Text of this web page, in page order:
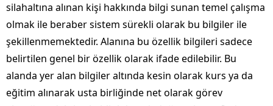
silahaltına alınan kişi hakkında bilgi sunan temel çalışma
olmak ile beraber sistem sürekli olarak bu bilgiler ile
şekillenmemektedir. Alanına bu özellik bilgileri sadece
belirtilen genel bir özellik olarak ifade edilebilir. Bu
alanda yer alan bilgiler altında kesin olarak kurs ya da
eğitim alınarak usta birliğinde net olarak görev